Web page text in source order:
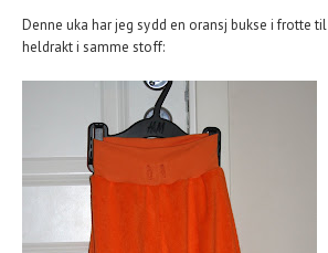
Denne uka har jeg sydd en oransj bukse i frotte
heldrakt i samme stoff: